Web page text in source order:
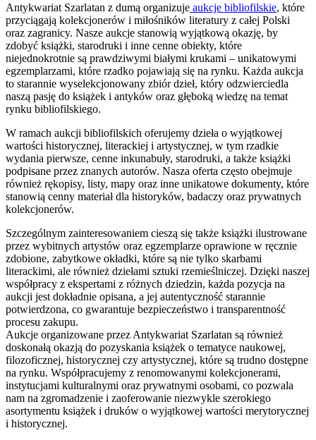
Antykwariat Szarlatan z dumą organizuje aukcje bibliofilskie, które
przyciągają kolekcjonerów i miłośników literatury z całej Polski
oraz zagranicy. Nasze aukcje stanowią wyjątkową okazję, by
zdobyć książki, starodruki i inne cenne obiekty, które
niejednokrotnie są prawdziwymi białymi krukami – unikatowymi
egzemplarzami, które rzadko pojawiają się na rynku. Każda aukcja
to starannie wyselekcjonowany zbiór dzieł, który odzwierciedla
naszą pasję do książek i antyków oraz głęboką wiedzę na temat
rynku bibliofilskiego.
W ramach aukcji bibliofilskich oferujemy dzieła o wyjątkowej
wartości historycznej, literackiej i artystycznej, w tym rzadkie
wydania pierwsze, cenne inkunabuły, starodruki, a także książki
podpisane przez znanych autorów. Nasza oferta często obejmuje
również rękopisy, listy, mapy oraz inne unikatowe dokumenty, które
stanowią cenny materiał dla historyków, badaczy oraz prywatnych
kolekcjonerów.
Szczególnym zainteresowaniem cieszą się także książki ilustrowane
przez wybitnych artystów oraz egzemplarze oprawione w ręcznie
zdobione, zabytkowe okładki, które są nie tylko skarbami
literackimi, ale również dziełami sztuki rzemieślniczej. Dzięki naszej
współpracy z ekspertami z różnych dziedzin, każda pozycja na
aukcji jest dokładnie opisana, a jej autentyczność starannie
potwierdzona, co gwarantuje bezpieczeństwo i transparentność
procesu zakupu.
Aukcje organizowane przez Antykwariat Szarlatan są również
doskonałą okazją do pozyskania książek o tematyce naukowej,
filozoficznej, historycznej czy artystycznej, które są trudno dostępne
na rynku. Współpracujemy z renomowanymi kolekcjonerami,
instytucjami kulturalnymi oraz prywatnymi osobami, co pozwala
nam na zgromadzenie i zaoferowanie niezwykle szerokiego
asortymentu książek i druków o wyjątkowej wartości merytorycznej
i historycznej.